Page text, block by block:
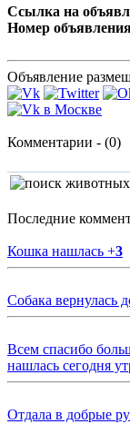
Ссылка на
Номер
Объявление
Комментарии - (0)
Последние
Кошка нашлась +3
Собака вернулась
Всем спасибо
нашлась сегодня
Отдала в добрые